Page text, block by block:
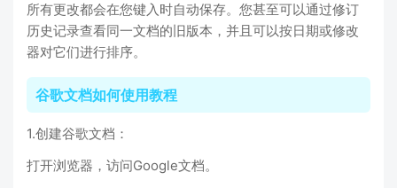
所有更改都会在您键入时自动保存。您甚至可以通过修订
历史记录查看同一文档的旧版本，并且可以按日期或修改
器对它们进行排序。
谷歌文档如何使用教程
1.创建谷歌文档：
打开浏览器，访问Google文档。